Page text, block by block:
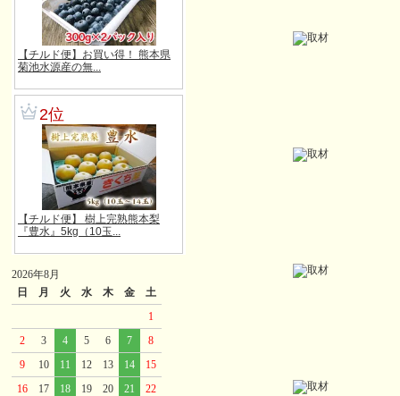
2026年8月
日
月 火 水 木 金
土
1
2
3 4 5 6 7
8
9
10 11 12 13 14
15
16
17 18 19 20 21
22